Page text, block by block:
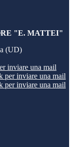
"E. MATTEI"
(UD)
inviare una mail
per inviare una mail
per inviare una mail